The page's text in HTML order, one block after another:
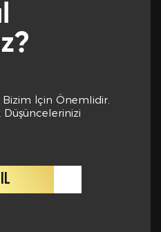
İçin Önemlidir.